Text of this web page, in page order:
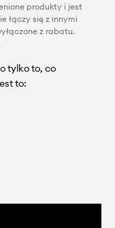
produkty i jest
łączy się z innymi
z rabatu.
tylko to, co
to: